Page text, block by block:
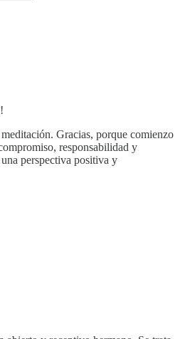
Gracias, porque comienzo
responsabilidad y
perspectiva positiva y